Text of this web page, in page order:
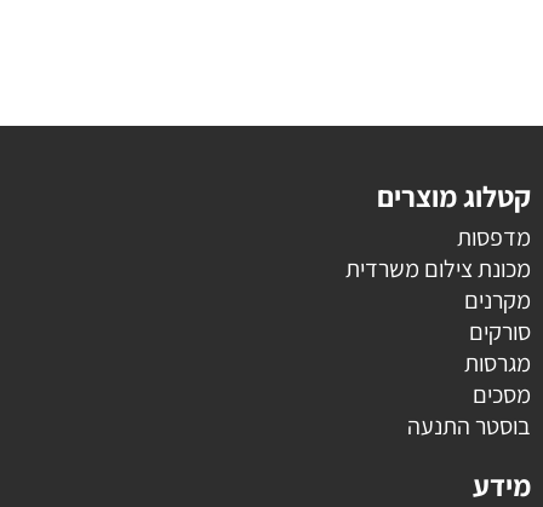
קטלוג מוצרים
מדפסות
מכונת צילום משרדית
מקרנים
סורקים
מגרסות
מסכים
בוסטר התנעה
מידע